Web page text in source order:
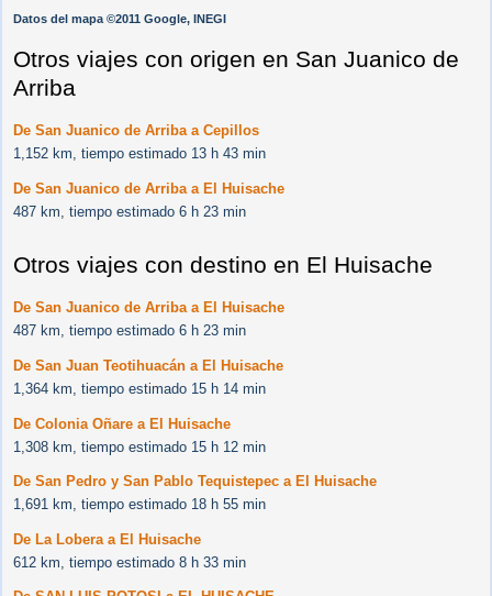
Datos del mapa ©2011 Google, INEGI
Otros viajes con origen en San Juanico de
Arriba
De San Juanico de Arriba a Cepillos
1,152 km, tiempo estimado 13 h 43 min
De San Juanico de Arriba a El Huisache
487 km, tiempo estimado 6 h 23 min
Otros viajes con destino en El Huisache
De San Juanico de Arriba a El Huisache
487 km, tiempo estimado 6 h 23 min
De San Juan Teotihuacán a El Huisache
1,364 km, tiempo estimado 15 h 14 min
De Colonia Oñare a El Huisache
1,308 km, tiempo estimado 15 h 12 min
De San Pedro y San Pablo Tequistepec a El Huisache
1,691 km, tiempo estimado 18 h 55 min
De La Lobera a El Huisache
612 km, tiempo estimado 8 h 33 min